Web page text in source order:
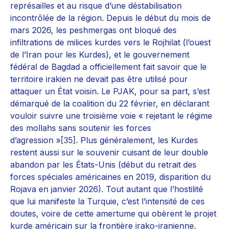
représailles et au risque d’une déstabilisation
incontrôlée de la région. Depuis le début du mois de
mars 2026, les peshmergas ont bloqué des
infiltrations de milices kurdes vers le Rojhilat (l’ouest
de l’Iran pour les Kurdes), et le gouvernement
fédéral de Bagdad a officiellement fait savoir que le
territoire irakien ne devait pas être utilisé pour
attaquer un État voisin. Le PJAK, pour sa part, s’est
démarqué de la coalition du 22 février, en déclarant
vouloir suivre une troisième voie « rejetant le régime
des mollahs sans soutenir les forces
d’agression »[35] . Plus généralement, les Kurdes
restent aussi sur le souvenir cuisant de leur double
abandon par les États-Unis (début du retrait des
forces spéciales américaines en 2019, disparition du
Rojava en janvier 2026). Tout autant que l’hostilité
que lui manifeste la Turquie, c’est l’intensité de ces
doutes, voire de cette amertume qui obèrent le projet
kurde américain sur la frontière irako-iranienne.